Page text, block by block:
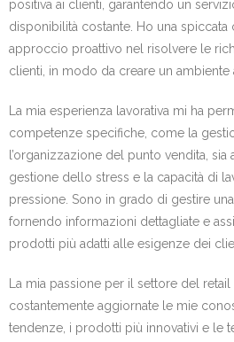
positiva ai clienti, garantendo un
disponibilità costante. Ho una spiccata
approccio proattivo nel risolvere le
clienti, in modo da creare un ambiente
La mia esperienza lavorativa mi ha
competenze specifiche, come la
l’organizzazione del punto vendita, sia
gestione dello stress e la capacità di
pressione. Sono in grado di gestire
fornendo informazioni dettagliate e
prodotti più adatti alle esigenze dei
La mia passione per il settore del
costantemente aggiornate le mie
tendenze, i prodotti più innovativi e le